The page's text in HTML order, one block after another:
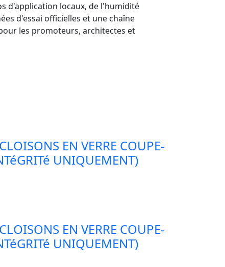
d'application locaux, de l'humidité
d'essai officielles et une chaîne
les promoteurs, architectes et
EN VERRE COUPE-
UNIQUEMENT)
EN VERRE COUPE-
UNIQUEMENT)